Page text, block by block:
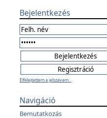
Bejelentkezés
Elfelejtettem a jelszavam...
Navigáció
Bemutatkozás